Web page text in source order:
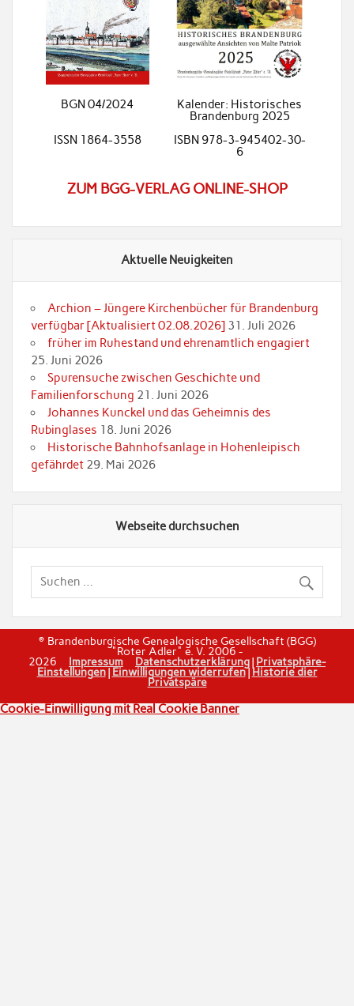
BGN 04/2024
Kalender: Historisches
Brandenburg 2025
ISSN 1864-3558
ISBN 978-3-945402-30-
6
ZUM BGG-VERLAG ONLINE-SHOP
Aktuelle Neuigkeiten
Archion – Jüngere Kirchenbücher für Brandenburg
verfügbar [Aktualisiert 02.08.2026] 31. Juli 2026
früher im Ruhestand und ehrenamtlich engagiert
25. Juni 2026
Spurensuche zwischen Geschichte und
Familienforschung 21. Juni 2026
Johannes Kunckel und das Geheimnis des
Rubinglases 18. Juni 2026
Historische Bahnhofsanlage in Hohenleipisch
gefährdet 29. Mai 2026
Webseite durchsuchen
© Brandenburgische Genealogische Gesellschaft (BGG)
"Roter Adler" e. V. 2006 -
2026 Impressum Datenschutzerklärung| Privatsphäre-
Einstellungen| Einwilligungen widerrufen|Historie dier
Privatspäre
Cookie-Einwilligung mit Real Cookie Banner